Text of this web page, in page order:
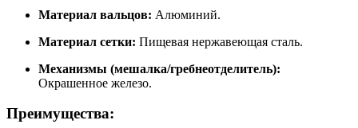
Материал вальцов: Алюминий.
Материал сетки: Пищевая нержавеющая сталь.
Механизмы (мешалка/гребнеотделитель):
Окрашенное железо.
Преимущества: